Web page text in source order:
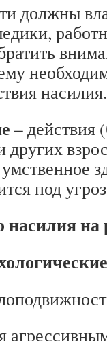
должны
насилия.
– действия
под
на